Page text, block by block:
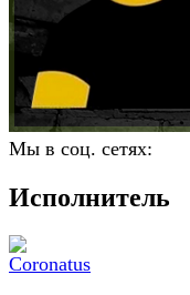
Мы в соц. сетях:
Исполнитель